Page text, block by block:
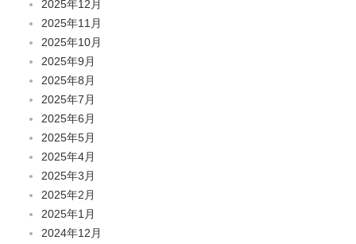
2025年12月
2025年11月
2025年10月
2025年9月
2025年8月
2025年7月
2025年6月
2025年5月
2025年4月
2025年3月
2025年2月
2025年1月
2024年12月